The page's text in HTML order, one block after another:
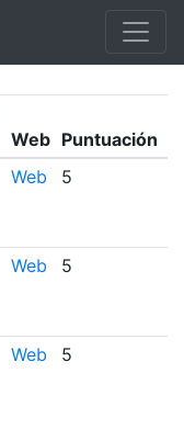
Web Puntuación
Web 5
Web 5
Web 5